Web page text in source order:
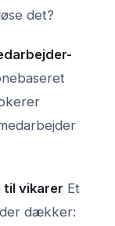
det?
til vikarer Et
dækker: